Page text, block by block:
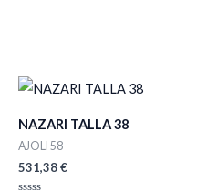
NAZARI TALLA 38
AJOLI 58
531,38€